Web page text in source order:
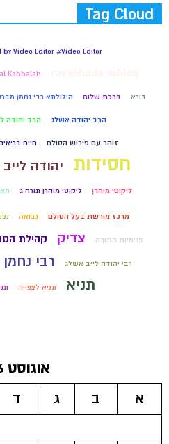
Tag Cloud
by Video Editor #Video Editor
Kabbalah
בורא ברכת שלום הילולתא רבי נחמן
הרב יהודה אשלג הרב יהודה
זוהר עם פירוש הסולם חיים
חסידות יהודה
ליקוטי מוהרן ליקוטי מוהרן תורה ג
מרכז מורשת בעל הסולם נבואה
פנימיות התורה צדיק קהילת
רבי יהודה לייב אשלג רבי נחמן
תניא תניא לצפייה
אוגוסט 2026
א
ב ג ד